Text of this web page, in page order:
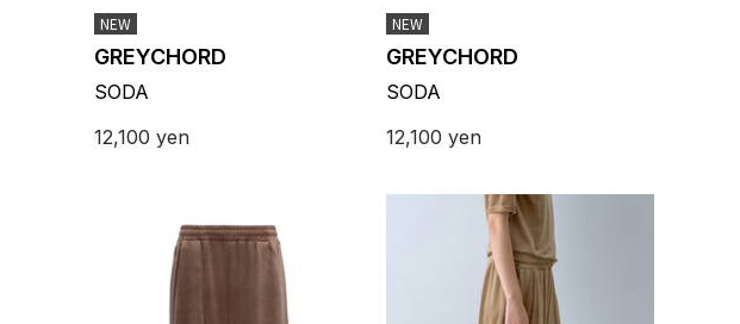
NEW
GREYCHORD
SODA
12,100 yen
NEW
GREYCHORD
SODA
12,100 yen